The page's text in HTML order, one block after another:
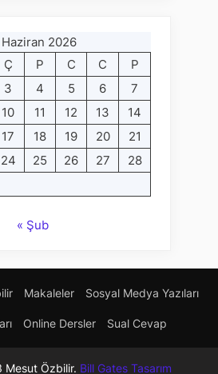
Haziran 2026
Ç P C C
P
3 4 5 6
7
10 11 12 13
14
17 18 19 20
21
24 25 26 27
28
« Şub
Makaleler Sosyal Medya Yazıları
Online Dersler Sual Cevap
Özbilir. Bill Gates Tasarım